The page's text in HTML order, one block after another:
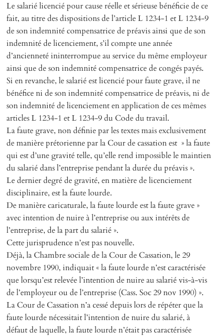
Le salarié licencié pour cause réelle et sérieuse bénéficie de ce
fait, au titre des dispositions de l’article L 1234-1 et L 1234-9
de son indemnité compensatrice de préavis ainsi que de son
indemnité de licenciement, s’il compte une année
d’ancienneté ininterrompue au service du même employeur
ainsi que de son indemnité compensatrice de congés payés.
Si en revanche, le salarié est licencié pour faute grave, il ne
bénéfice ni de son indemnité compensatrice de préavis, ni de
son indemnité de licenciement en application de ces mêmes
articles L 1234-1 et L 1234-9 du Code du travail.
La faute grave, non définie par les textes mais exclusivement
de manière prétorienne par la Cour de cassation est » la faute
qui est d’une gravité telle, qu’elle rend impossible le maintien
du salarié dans l’entreprise pendant la durée du préavis ».
Le dernier degré de gravité, en matière de licenciement
disciplinaire, est la faute lourde.
De manière caricaturale, la faute lourde est la faute grave »
avec intention de nuire à l’entreprise ou aux intérêts de
l’entreprise, de la part du salarié ».
Cette jurisprudence n’est pas nouvelle.
Déjà, la Chambre sociale de la Cour de Cassation, le 29
novembre 1990, indiquait « la faute lourde n’est caractérisée
que lorsqu’est relevée l’intention de nuire au salarié vis-à-vis
de l’employeur ou de l’entreprise (Cass. Soc 29 nov 1990) ».
La Cour de Cassation n’a cessé depuis lors de répéter que la
faute lourde nécessitait l’intention de nuire du salarié, à
défaut de laquelle, la faute lourde n’était pas caractérisée